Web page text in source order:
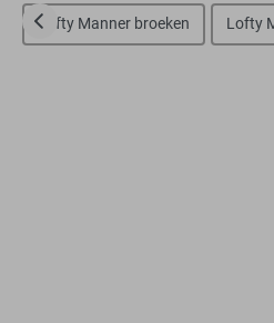
Lofty Manner broeken Lofty